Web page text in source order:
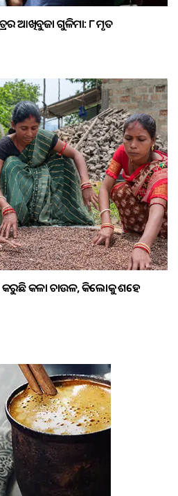
ଆଖିବୁଜା ଗୁଳିମାଡ଼: ୮ ମୃତ
କରୁଛି କଳା ଚାଉଳ, କିଲୋକୁ ଶହେ